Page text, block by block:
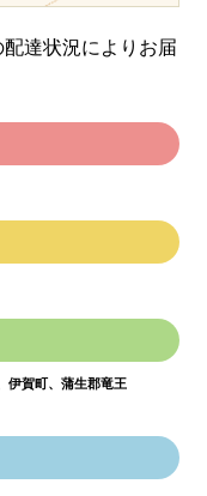
達状況により お届
伊賀町、蒲生郡竜王